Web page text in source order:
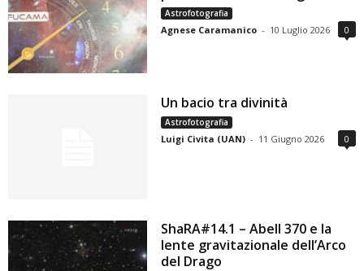
Astrofotografia
Agnese Caramanico - 10 Luglio 2026 0
Un bacio tra divinità
Astrofotografia
Luigi Civita (UAN) - 11 Giugno 2026 0
ShaRA#14.1 – Abell 370 e la
lente gravitazionale dell’Arco
del Drago